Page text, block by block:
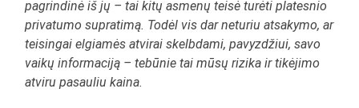
pagrindinė iš jų – tai kitų asmenų teisė turėti platesnio
privatumo supratimą. Todėl vis dar neturiu atsakymo, ar
teisingai elgiamės atvirai skelbdami, pavyzdžiui, savo
vaikų informaciją – tebūnie tai mūsų rizika ir tikėjimo
atviru pasauliu kaina.